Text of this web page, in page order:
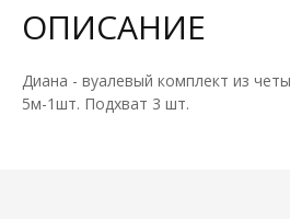
ОПИСАНИЕ
Диана - вуалевый комплект из
5м-1шт. Подхват 3 шт.